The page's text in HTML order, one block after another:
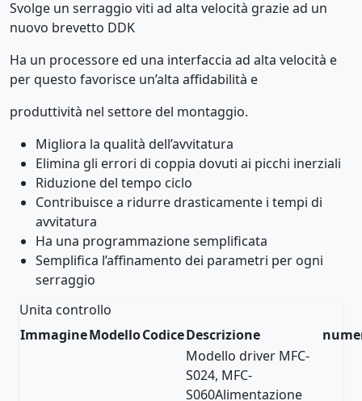
Svolge un serraggio viti ad alta velocità grazie ad un
nuovo brevetto DDK
Ha un processore ed una interfaccia ad alta velocità e
per questo favorisce un’alta affidabilità e
produttività nel settore del montaggio.
Migliora la qualità dell’avvitatura
Elimina gli errori di coppia dovuti ai picchi inerziali
Riduzione del tempo ciclo
Contribuisce a ridurre drasticamente i tempi di
avvitatura
Ha una programmazione semplificata
Semplifica l’affinamento dei parametri per ogni
serraggio
Unita controllo
ImmagineModelloCodiceDescrizione
Modello driver MFC-
S024, MFC-
S060Alimentazione